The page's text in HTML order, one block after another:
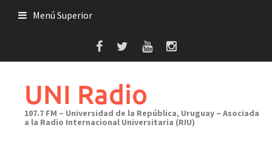
Menú Superior
UNI Radio
107.7 FM – Universidad de la República, Uruguay – Asociada
a la Radio Internacional Universitaria (RIU)